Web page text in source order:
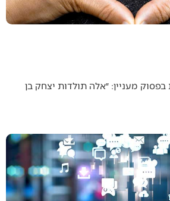
מעניין: ״אלה תולדות יצחק בן